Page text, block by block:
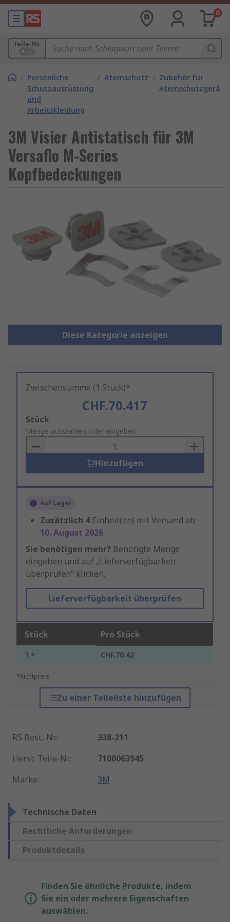
0
Teile-Nr.
/ Persönliche
Schutzausrüstung
und
Arbeitskleidung
/ Atemschutz / Zubehör für
Atemschutzgeräte
3M Visier Antistatisch für 3M
Versaflo M-Series
Kopfbedeckungen
Diese Kategorie anzeigen
Zwischensumme (1 Stück)*
CHF.70.417
Add
to
Basket
Stück
Menge auswählen oder eingeben
Hinzufügen
Auf Lager
Zusätzlich 4 Einheit(en) mit Versand ab
10. August 2026
Sie benötigen mehr? Benötigte Menge
eingeben und auf „Lieferverfügbarkeit
überprüfen“ klicken.
Lieferverfügbarkeit überprüfen
Stück Pro Stück
1 + CHF.70.42
*Richtpreis
Zu einer Teileliste hinzufügen
RS Best.-Nr.:
338-211
Herst. Teile-Nr.:
7100063945
Marke: 3M
Technische Daten
Rechtliche Anforderungen
Produktdetails
Finden Sie ähnliche Produkte, indem
Sie ein oder mehrere Eigenschaften
auswählen.